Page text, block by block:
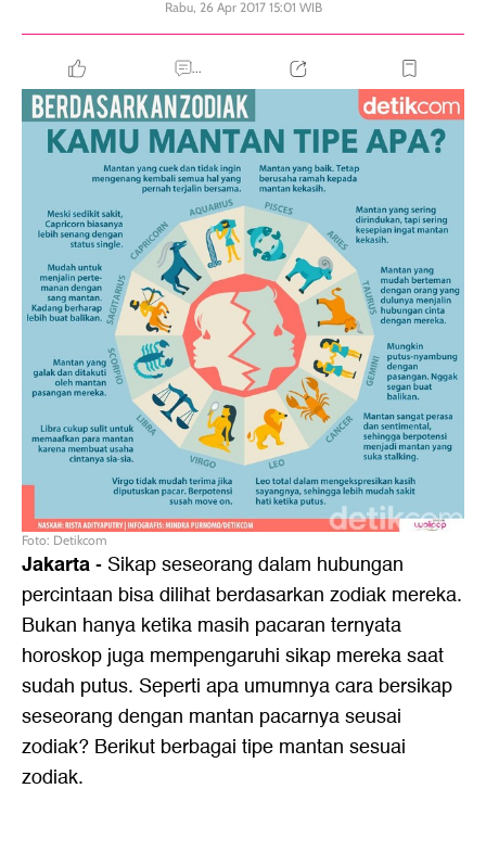
Rabu, 26 Apr 2017 15:01 WIB
...
Foto: Detikcom
Jakarta- Sikap seseorang dalam hubungan
percintaan bisa dilihat berdasarkan zodiak mereka.
Bukan hanya ketika masih pacaran ternyata
horoskop juga mempengaruhi sikap mereka saat
sudah putus. Seperti apa umumnya cara bersikap
seseorang dengan mantan pacarnya seusai
zodiak? Berikut berbagai tipe mantan sesuai
zodiak.